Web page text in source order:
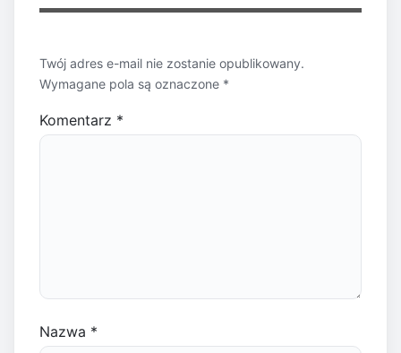
Twój adres e-mail nie zostanie opublikowany.
Wymagane pola są oznaczone *
Komentarz *
Nazwa *